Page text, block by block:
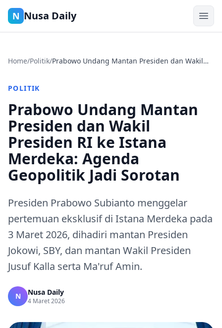
N Nusa Daily
Home/Politik/Prabowo Undang Mantan Presiden dan Wakil
POLITIK
Prabowo Undang Mantan
Presiden dan Wakil
Presiden RI ke Istana
Merdeka: Agenda
Geopolitik Jadi Sorotan
Presiden Prabowo Subianto menggelar
pertemuan eksklusif di Istana Merdeka pada
3 Maret 2026, dihadiri mantan Presiden
Jokowi, SBY, dan mantan Wakil Presiden
Jusuf Kalla serta Ma'ruf Amin.
N Nusa Daily
4 Maret 2026